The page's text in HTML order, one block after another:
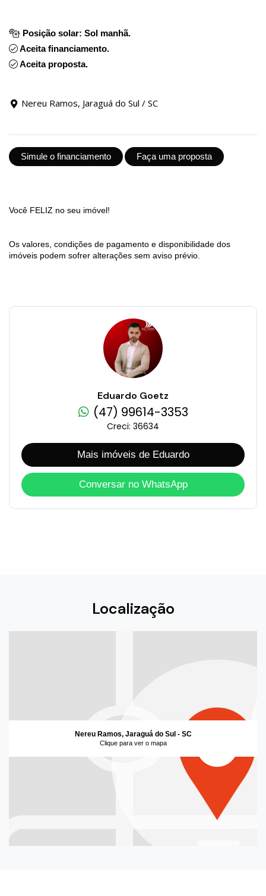
Posição solar: Sol manhã.
Aceita financiamento.
Aceita proposta.
Nereu Ramos, Jaraguá do Sul / SC
Simule o financiamento Faça uma proposta
Você FELIZ no seu imóvel!
Os valores, condições de pagamento e disponibilidade dos
imóveis podem sofrer alterações sem aviso prévio.
Eduardo Goetz
(47) 99614-3353
Creci: 36634
Mais imóveis de Eduardo
Conversar no WhatsApp
Localização
Nereu Ramos, Jaraguá do Sul - SC
Clique para ver o mapa